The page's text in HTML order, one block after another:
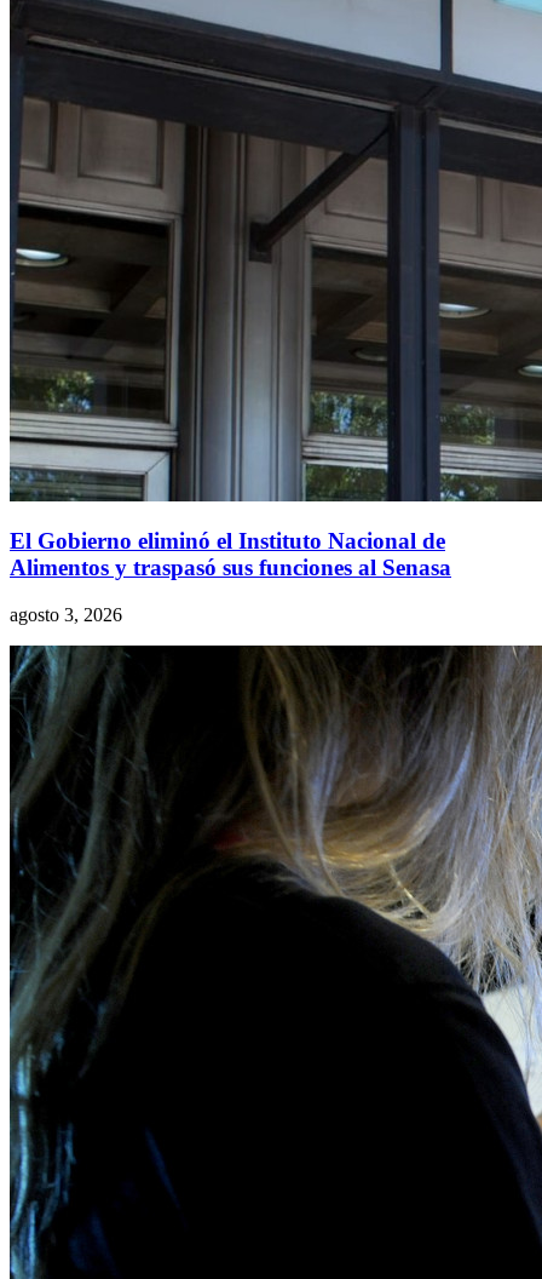
El Gobierno eliminó el Instituto Nacional de
Alimentos y traspasó sus funciones al Senasa
agosto 3, 2026